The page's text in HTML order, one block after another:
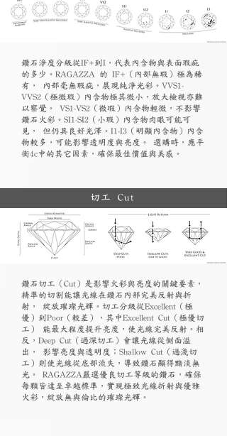
鑽石淨度分級從IF+到I，代表內含物與表面瑕疵
的多少。RAGAZZA 的 IF+（內部無瑕）極為稀
有， 內部毫無瑕疵，展現純淨光彩。VVS1-
VVS2（極微瑕）內含物極其微小，放大檢視亦難
以察覺。 VS1-VS2（微瑕）內含物輕微，不影響
鑽石火彩。SI1-SI2（小瑕）內含物肉眼可能可
見， 但仍具良好光澤。I1-I3（明顯內含物）內含
物較多，可能影響透明度與亮度。 選購時，應平
衡4c中的其它因素，確保最佳價值與美感。
切工 Cut
鑽石切工（Cut）是影響火彩與亮度的關鍵要素，
精準的切割能讓光線在鑽石內部完美反射與折
射， 綻放璀璨光輝。切工分級從Excellent（極
優）到Poor（較差），其中Excellent Cut（極優切
工） 能最大程度提升亮度，使光線完美反射。相
反，Deep Cut（過深切工）會讓光線從側面溢
出， 影響亮度與透明度；Shallow Cut（過淺切
工）則使光線從底部流失，導致鑽石顯得黯淡無
光。 RAGAZZA嚴選優良切工等級的鑽石，確保
每顆皆達至卓越標準，實現極致光線折射與優雅
火彩，綻放無與倫比的璀璨光輝。